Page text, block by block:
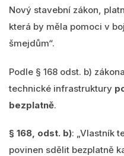
Nový stavební zákon,
která by měla pomoci v
šmejdům“.
Podle § 168 odst. b)
technické infrastruktury
bezplatně.
§ 168, odst. b): „Vlastník
povinen sdělit bezplatně